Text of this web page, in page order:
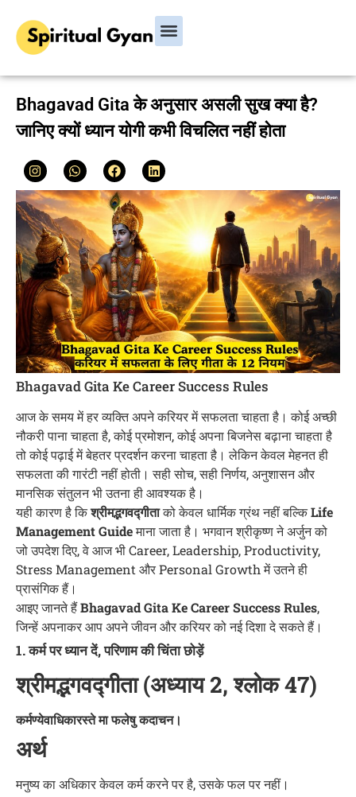
Bhagavad Gita के अनुसार असली सुख क्या है?
जानिए क्यों ध्यान योगी कभी विचलित नहीं होता
Bhagavad Gita Ke Career Success Rules
आज के समय में हर व्यक्ति अपने करियर में सफलता चाहता है। कोई अच्छी
नौकरी पाना चाहता है, कोई प्रमोशन, कोई अपना बिजनेस बढ़ाना चाहता है
तो कोई पढ़ाई में बेहतर प्रदर्शन करना चाहता है। लेकिन केवल मेहनत ही
सफलता की गारंटी नहीं होती। सही सोच, सही निर्णय, अनुशासन और
मानसिक संतुलन भी उतना ही आवश्यक है।
यही कारण है किश्रीमद्भगवद्गीताको केवल धार्मिक ग्रंथ नहीं बल्किLife
Management Guideमाना जाता है। भगवान श्रीकृष्ण ने अर्जुन को
जो उपदेश दिए, वे आज भी Career, Leadership, Productivity,
Stress Management और Personal Growth में उतने ही
प्रासंगिक हैं।
आइए जानते हैंBhagavad Gita Ke Career Success Rules,
जिन्हें अपनाकर आप अपने जीवन और करियर को नई दिशा दे सकते हैं।
1. कर्म पर ध्यान दें, परिणाम की चिंता छोड़ें
श्रीमद्भगवद्गीता (अध्याय 2, श्लोक 47)
कर्मण्येवाधिकारस्ते मा फलेषु कदाचन।
अर्थ
मनुष्य का अधिकार केवल कर्म करने पर है, उसके फल पर नहीं।